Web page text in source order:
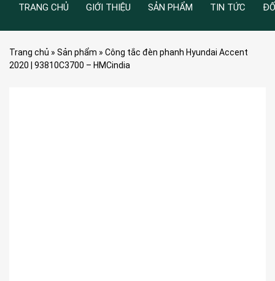
TRANG CHỦ GIỚI THIỆU SẢN PHẨM TIN TỨC
Trang chủ » Sản phẩm » Công tắc đèn phanh Hyundai Accent
2020 | 93810C3700 – HMCindia